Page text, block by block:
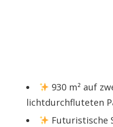
930 m² auf
lichtdurchfluteten
Futuristische